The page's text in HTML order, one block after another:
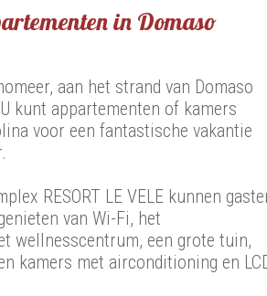
in Domaso
aan het strand van Domaso
kunt appartementen of kamers
voor een fantastische vakantie
RESORT LE VELE kunnen
van Wi-Fi, het
wellnesscentrum, een grote tuin,
kamers met airconditioning en